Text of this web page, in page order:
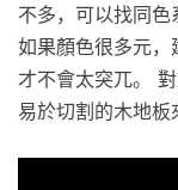
不多，可以找同色
如果顏色很多元，
才不會太突兀。
易於切割的木地板